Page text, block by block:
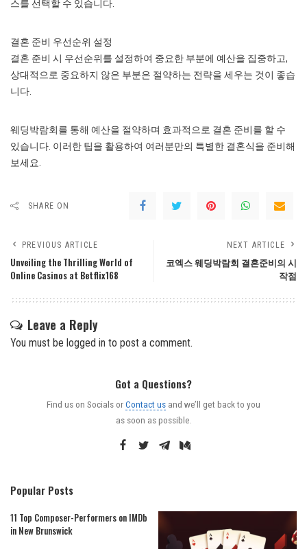
스를 선택할 수 있습니다.
결혼 준비 우선순위 설정
결혼 준비 시 우선순위를 설정하여 중요한 부분에 예산을 집중하고,
상대적으로 중요하지 않은 부분은 절약하는 전략을 세우는 것이 좋습
니다.
웨딩박람회를 통해 예산을 절약하며 효과적으로 결혼 준비를 할 수
있습니다. 이러한 팁을 활용하여 여러분만의 특별한 결혼식을 준비해
보세요.
SHARE ON
PREVIOUS ARTICLE
Unveiling the Thrilling World of
Online Casinos at Betflix168
NEXT ARTICLE
코엑스 웨딩박람회 결혼준비의 시
작점
Leave a Reply
You must be logged in to post a comment.
Got a Questions?
Find us on Socials orContact us and we’ll get back to you
as soon as possible.
Popular Posts
11 Top Composer-Performers on IMDb
in New Brunswick